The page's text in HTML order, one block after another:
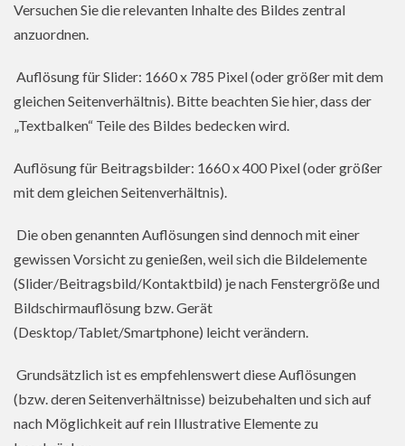
Versuchen Sie die relevanten Inhalte des Bildes zentral
anzuordnen.
Auflösung für Slider: 1660 x 785 Pixel (oder größer mit dem
gleichen Seitenverhältnis). Bitte beachten Sie hier, dass der
„Textbalken“ Teile des Bildes bedecken wird.
Auflösung für Beitragsbilder: 1660 x 400 Pixel (oder größer
mit dem gleichen Seitenverhältnis).
Die oben genannten Auflösungen sind dennoch mit einer
gewissen Vorsicht zu genießen, weil sich die Bildelemente
(Slider/Beitragsbild/Kontaktbild) je nach Fenstergröße und
Bildschirmauflösung bzw. Gerät
(Desktop/Tablet/Smartphone) leicht verändern.
Grundsätzlich ist es empfehlenswert diese Auflösungen
(bzw. deren Seitenverhältnisse) beizubehalten und sich auf
nach Möglichkeit auf rein Illustrative Elemente zu